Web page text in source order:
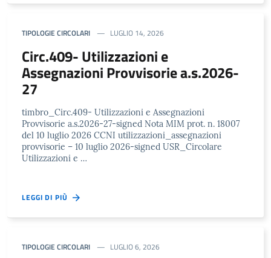
TIPOLOGIE CIRCOLARI LUGLIO 14, 2026
Circ.409- Utilizzazioni e
Assegnazioni Provvisorie a.s.2026-
27
timbro_Circ.409- Utilizzazioni e Assegnazioni
Provvisorie a.s.2026-27-signed Nota MIM prot. n. 18007
del 10 luglio 2026 CCNI utilizzazioni_assegnazioni
provvisorie – 10 luglio 2026-signed USR_Circolare
Utilizzazioni e …
LEGGI DI PIÙ
TIPOLOGIE CIRCOLARI LUGLIO 6, 2026